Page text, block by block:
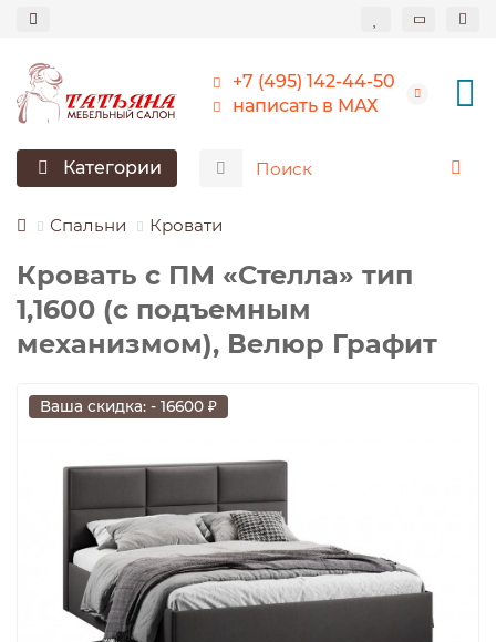
+7 (495) 142-44-50
написать в МАХ
Категории
Спальни Кровати
Кровать с ПМ «Стелла» тип
1,1600 (с подъемным
механизмом), Велюр Графит
Ваша скидка: - 16600 ₽